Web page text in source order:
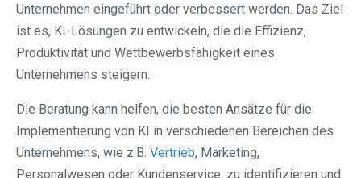
Unternehmen eingeführt oder verbessert werden. Das Ziel
ist es, KI-Lösungen zu entwickeln, die die Effizienz,
Produktivität und Wettbewerbsfähigkeit eines
Unternehmens steigern.
Die Beratung kann helfen, die besten Ansätze für die
Implementierung von KI in verschiedenen Bereichen des
Unternehmens, wie z.B. Vertrieb, Marketing,
Personalwesen oder Kundenservice, zu identifizieren und